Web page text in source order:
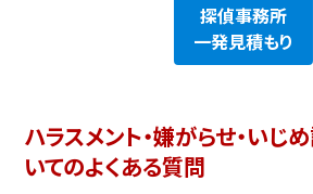
探偵事務所
一発見積もり
ハラスメント・嫌がらせ・いじ
いてのよくある質問